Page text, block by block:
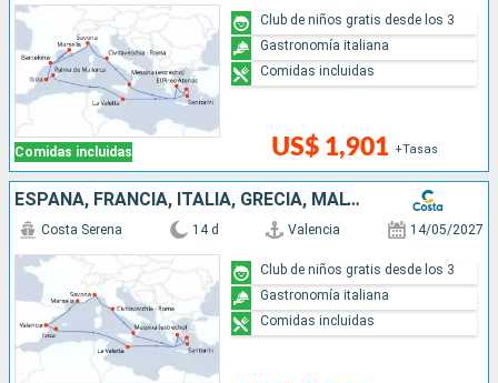
Comidas incluidas US$ 1,901 +Tasas
Club de niños gratis desde los 3
Gastronomía italiana
Comidas incluidas
ESPAÑA, FRANCIA, ITALIA, GRECIA, MALTA E ISLAS BALEARES
Costa Serena 14 d Valencia 14/05/2027
Club de niños gratis desde los 3
Gastronomía italiana
Comidas incluidas